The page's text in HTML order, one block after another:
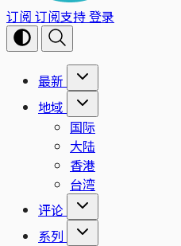
订阅 订阅支持登录
最新
地域
国际
大陆
香港
台湾
评论
系列